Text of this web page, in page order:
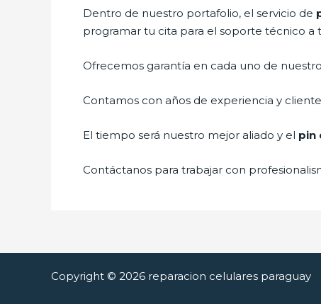
Dentro de nuestro portafolio, el servicio de
programar tu cita para el soporte técnico a
Ofrecemos garantía en cada uno de
Contamos con años de experiencia y
El tiempo será nuestro mejor aliado y el pin
Contáctanos para trabajar con
Copyright © 2026 reparacion celulares paraguay